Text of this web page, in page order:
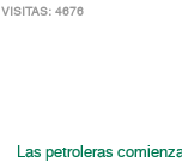
VISITAS: 4676
Las petroleras